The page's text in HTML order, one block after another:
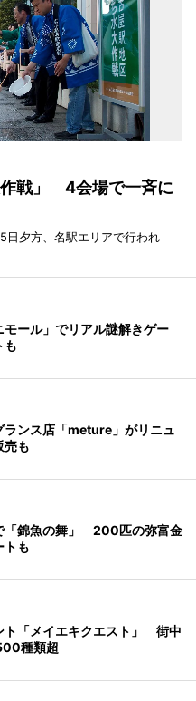
戦」 4会場で一斉に
日夕方、名駅エリアで行われ
ール」でリアル謎解きゲー
も
ランス店「meture」がリニュ
も
「錦魚の舞」 200匹の弥富金
トも
ト「メイエキクエスト」 街中
種類超